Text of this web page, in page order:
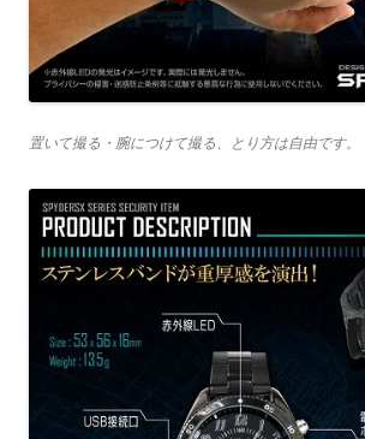
置いて撮る・腕につけて撮る、とり方は自由です。